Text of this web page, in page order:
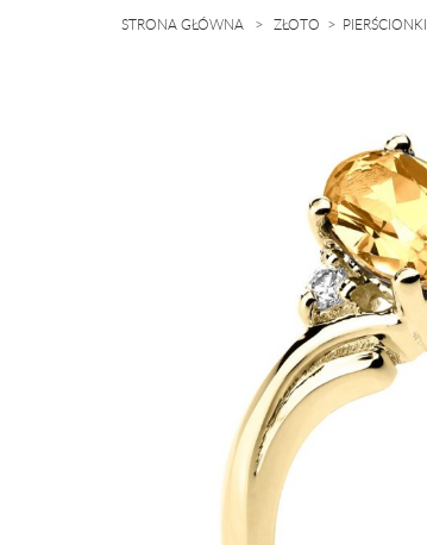
STRONA GŁÓWNA > ZŁOTO > PIERŚCIONKI